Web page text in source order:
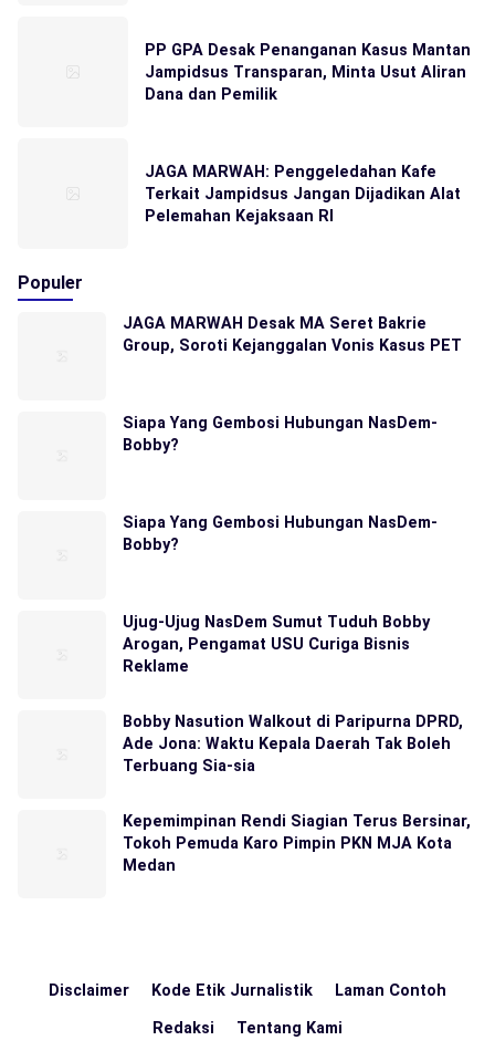
PP GPA Desak Penanganan Kasus Mantan
Jampidsus Transparan, Minta Usut Aliran
Dana dan Pemilik
JAGA MARWAH: Penggeledahan Kafe
Terkait Jampidsus Jangan Dijadikan Alat
Pelemahan Kejaksaan RI
Populer
JAGA MARWAH Desak MA Seret Bakrie
Group, Soroti Kejanggalan Vonis Kasus PET
Siapa Yang Gembosi Hubungan NasDem-
Bobby?
Siapa Yang Gembosi Hubungan NasDem-
Bobby?
Ujug-Ujug NasDem Sumut Tuduh Bobby
Arogan, Pengamat USU Curiga Bisnis
Reklame
Bobby Nasution Walkout di Paripurna DPRD,
Ade Jona: Waktu Kepala Daerah Tak Boleh
Terbuang Sia-sia
Kepemimpinan Rendi Siagian Terus Bersinar,
Tokoh Pemuda Karo Pimpin PKN MJA Kota
Medan
Disclaimer Kode Etik Jurnalistik Laman Contoh
Redaksi Tentang Kami